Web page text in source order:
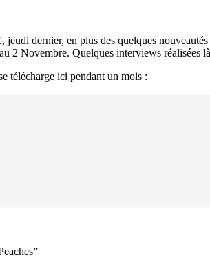
dernier, en plus des quelques
2 Novembre. Quelques interviews réalisées
télécharge ici pendant un mois :